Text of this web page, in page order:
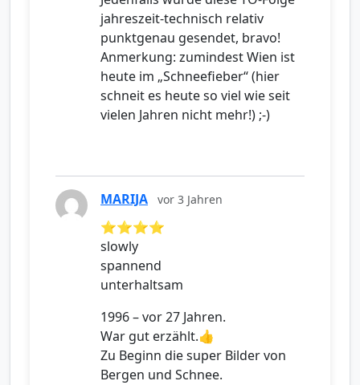
jahreszeit-technisch relativ
punktgenau gesendet, bravo!
Anmerkung: zumindest Wien ist
heute im „Schneefieber“ (hier
schneit es heute so viel wie seit
vielen Jahren nicht mehr!) ;-)
MARIJA vor 3 Jahren
⭐⭐⭐⭐
slowly
spannend
unterhaltsam
1996 – vor 27 Jahren.
War gut erzählt.👍
Zu Beginn die super Bilder von
Bergen und Schnee.